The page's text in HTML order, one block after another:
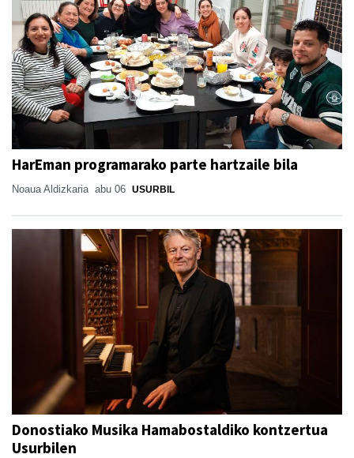
HarEman programarako parte hartzaile bila
Noaua Aldizkaria abu 06 USURBIL
Donostiako Musika Hamabostaldiko kontzertua
Usurbilen